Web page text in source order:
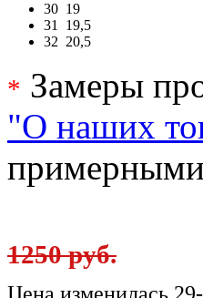
30 19
31
19,5
32 20,5
* Замеры
"О наших
1250 руб.